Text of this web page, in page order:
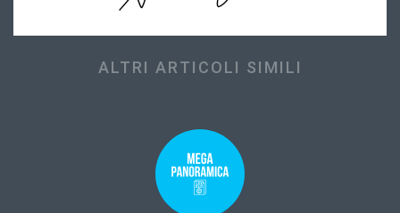
ALTRI ARTICOLI SIMILI